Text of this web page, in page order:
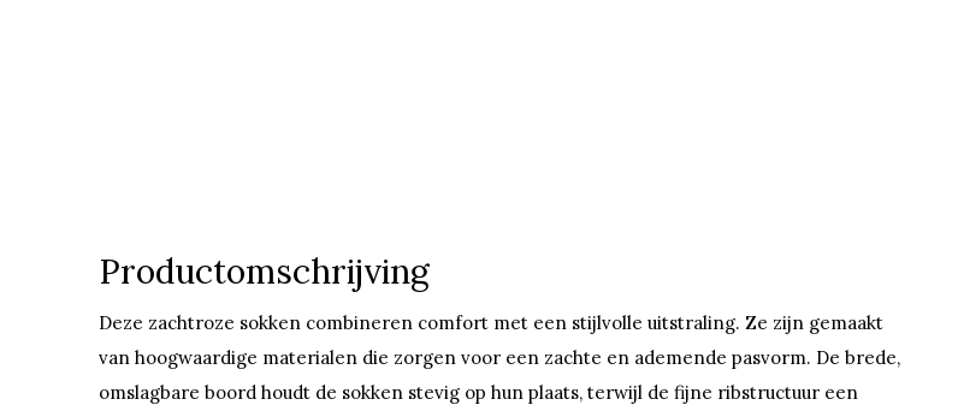
Productomschrijving
Deze zachtroze sokken combineren comfort met een stijlvolle uitstraling. Ze zijn gemaakt
van hoogwaardige materialen die zorgen voor een zachte en ademende pasvorm. De brede,
omslagbare boord houdt de sokken stevig op hun plaats, terwijl de fijne ribstructuur een